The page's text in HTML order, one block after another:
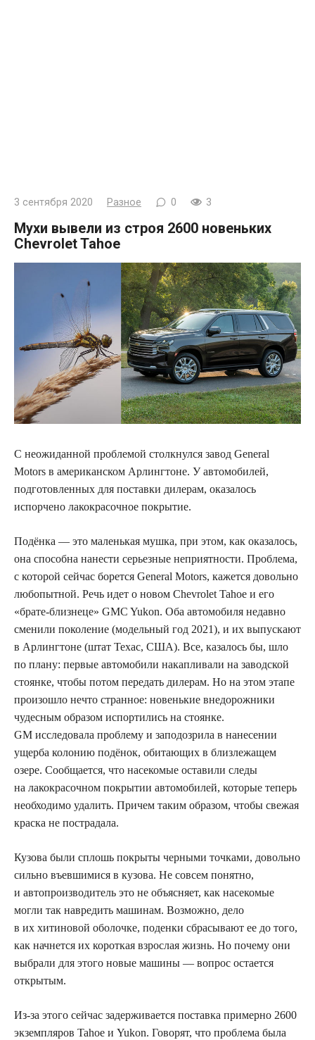
3 сентября 2020 Разное 0 3
Мухи вывели из строя 2600 новеньких
Chevrolet Tahoe
C неожиданной проблемой столкнулся завод General
Motors в американском Арлингтоне. У автомобилей,
подготовленных для поставки дилерам, оказалось
испорчено лакокрасочное покрытие.
Подёнка — это маленькая мушка, при этом, как оказалось,
она способна нанести серьезные неприятности. Проблема,
с которой сейчас борется General Motors, кажется довольно
любопытной. Речь идет о новом Chevrolet Tahoe и его
«брате-близнеце» GMC Yukon. Оба автомобиля недавно
сменили поколение (модельный год 2021), и их выпускают
в Арлингтоне (штат Техас, США). Все, казалось бы, шло
по плану: первые автомобили накапливали на заводской
стоянке, чтобы потом передать дилерам. Но на этом этапе
произошло нечто странное: новенькие внедорожники
чудесным образом испортились на стоянке.
GM исследовала проблему и заподозрила в нанесении
ущерба колонию подёнок, обитающих в близлежащем
озере. Сообщается, что насекомые оставили следы
на лакокрасочном покрытии автомобилей, которые теперь
необходимо удалить. Причем таким образом, чтобы свежая
краска не пострадала.
Кузова были сплошь покрыты черными точками, довольно
сильно въевшимися в кузова. Не совсем понятно,
и автопроизводитель это не объясняет, как насекомые
могли так навредить машинам. Возможно, дело
в их хитиновой оболочке, поденки сбрасывают ее до того,
как начнется их короткая взрослая жизнь. Но почему они
выбрали для этого новые машины — вопрос остается
открытым.
Из-за этого сейчас задерживается поставка примерно 2600
экземпляров Tahoe и Yukon. Говорят, что проблема была